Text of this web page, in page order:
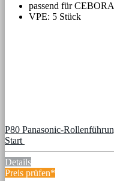
passend für
VPE: 5 Stück
P80 Panasonic-
Start
Details
Preis prüfen*